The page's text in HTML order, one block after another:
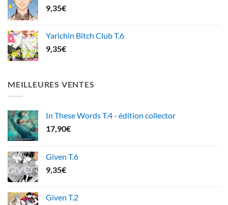
9,35€
Yarichin Bitch Club T.6
9,35€
MEILLEURES VENTES
In These Words T.4 - édition collector
17,90€
Given T.6
9,35€
Given T.2